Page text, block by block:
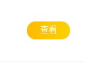
查看